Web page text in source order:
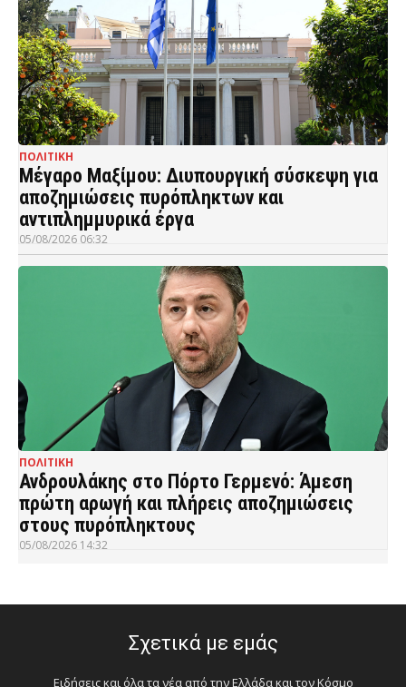
ΠΟΛΙΤΙΚΗ
Μέγαρο Μαξίμου: Διυπουργική σύσκεψη για
αποζημιώσεις πυρόπληκτων και
αντιπλημμυρικά έργα
05/08/2026 06:32
ΠΟΛΙΤΙΚΗ
Ανδρουλάκης στο Πόρτο Γερμενό: Άμεση
πρώτη αρωγή και πλήρεις αποζημιώσεις
στους πυρόπληκτους
05/08/2026 14:32
Σχετικά με εμάς
Ειδήσεις και όλα τα νέα από την Ελλάδα και τον Κόσμο